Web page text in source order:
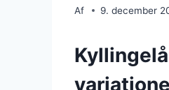
Af 9. december